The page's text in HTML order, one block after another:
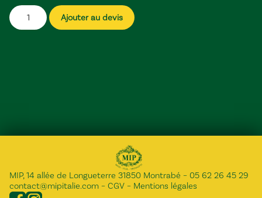
Ajouter au devis
MIP, 14 allée de Longueterre 31850 Montrabé – 05 62 26 45 29
contact@mipitalie.com – CGV – Mentions légales